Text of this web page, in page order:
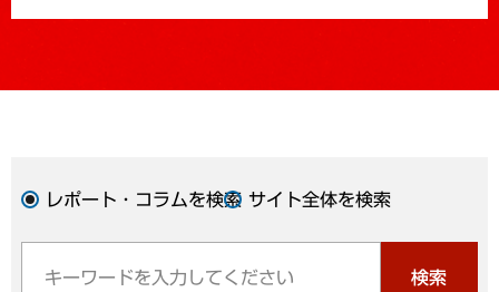
レポート・コラムを検索 サイト全体を検索
検索